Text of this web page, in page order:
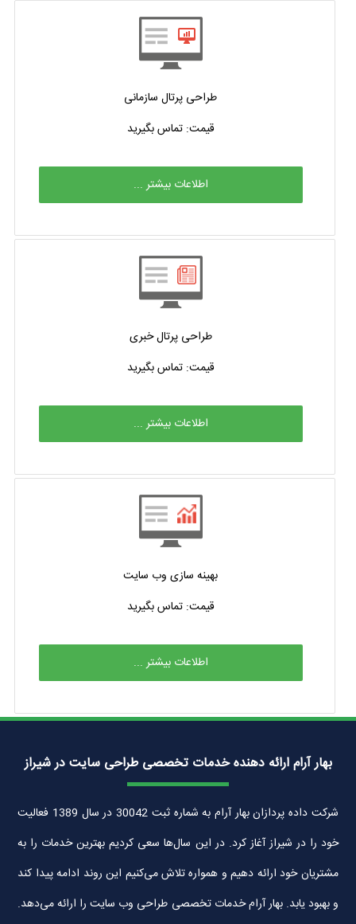
طراحی پرتال سازمانی
قیمت: تماس بگیرید
اطلاعات بیشتر ...
طراحی پرتال خبری
قیمت: تماس بگیرید
اطلاعات بیشتر ...
بهینه سازی وب سایت
قیمت: تماس بگیرید
اطلاعات بیشتر ...
بهار آرام ارائه دهنده خدمات تخصصی طراحی سایت در شیراز
شرکت داده پردازان بهار آرام به شماره ثبت 30042 در سال 1389 فعالیت
خود را در شیراز آغاز کرد. در این سال‌ها سعی کردیم بهترین خدمات را به
مشتریان خود ارائه دهیم و همواره تلاش می‌کنیم این روند ادامه پیدا کند
و بهبود یابد. بهار آرام خدمات تخصصی طراحی وب سایت را ارائه می‌دهد.